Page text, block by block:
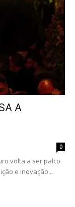
A
0
volta a ser palco
e inovação...